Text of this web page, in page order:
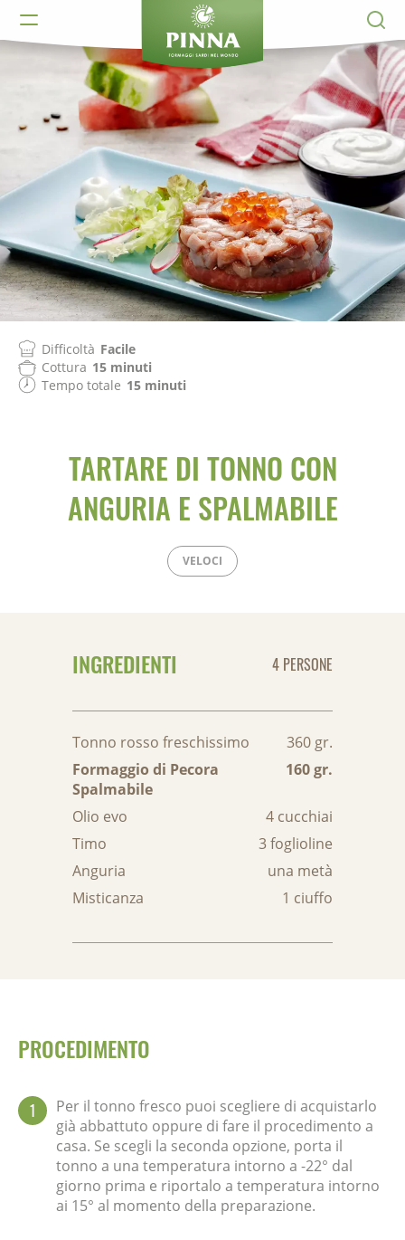
Difficoltà Facile
Cottura 15 minuti
Tempo totale 15 minuti
TARTARE DI TONNO CON
ANGURIA E SPALMABILE
VELOCI
INGREDIENTI 4 PERSONE
Tonno rosso freschissimo
360 gr.
Formaggio di Pecora
Spalmabile
160 gr.
Olio evo
4 cucchiai
Timo
3 foglioline
Anguria
una metà
Misticanza
1 ciuffo
PROCEDIMENTO
1
Per il tonno fresco puoi scegliere di acquistarlo
già abbattuto oppure di fare il procedimento a
casa. Se scegli la seconda opzione, porta il
tonno a una temperatura intorno a -22° dal
giorno prima e riportalo a temperatura intorno
ai 15° al momento della preparazione.